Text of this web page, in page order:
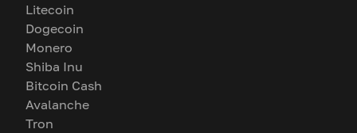
Litecoin
Dogecoin
Monero
Shiba Inu
Bitcoin Cash
Avalanche
Tron